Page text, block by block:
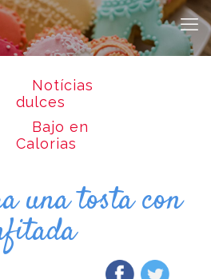
Notícias
dulces
Bajo en
Calorias
una tosta con